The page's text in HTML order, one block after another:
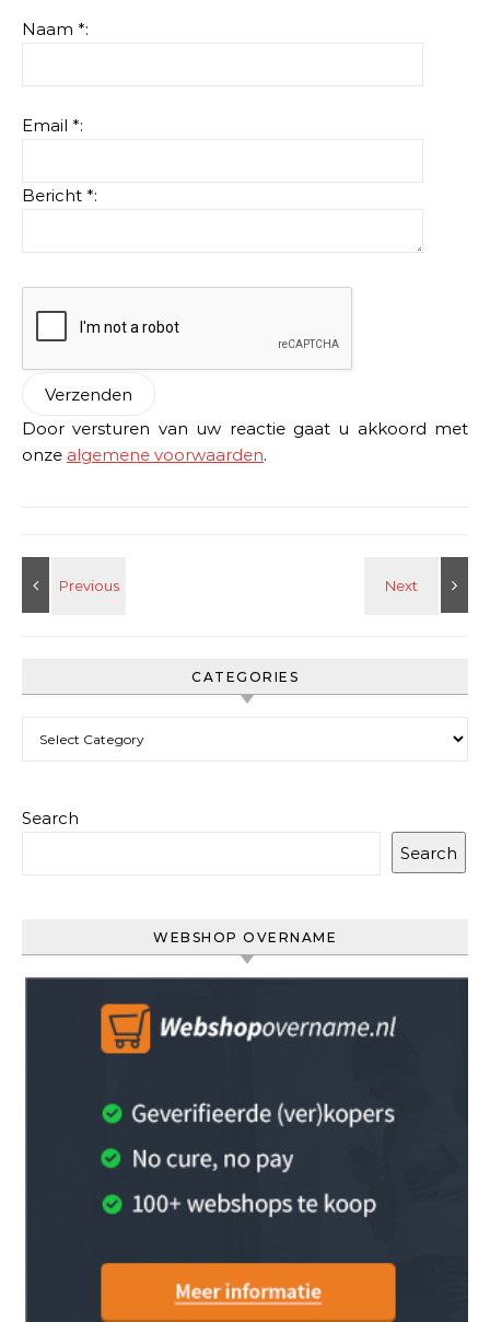
Naam *:
Email *:
Bericht *:
Door versturen van uw reactie gaat u akkoord met
onze algemene voorwaarden.
CATEGORIES
Search
Search
WEBSHOP OVERNAME